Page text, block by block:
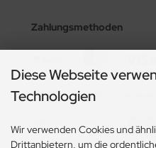
Zahlungsmethoden
Diese Webseite
Technologien
Wir verwenden Cookies und
Drittanbietern, um die